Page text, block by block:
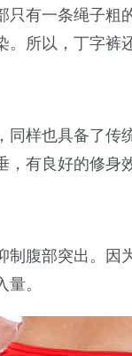
只有一条绳子
。所以，丁字裤
同样也具备了
，有良好的修身
制腹部突出。
。